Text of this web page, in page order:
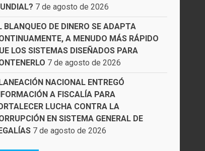
7 de agosto de 2026
BLANQUEO DE DINERO SE ADAPTA
A MENUDO MÁS RÁPIDO
LOS SISTEMAS DISEÑADOS PARA
7 de agosto de 2026
NACIONAL ENTREGÓ
A FISCALÍA PARA
LUCHA CONTRA LA
EN SISTEMA GENERAL DE
7 de agosto de 2026